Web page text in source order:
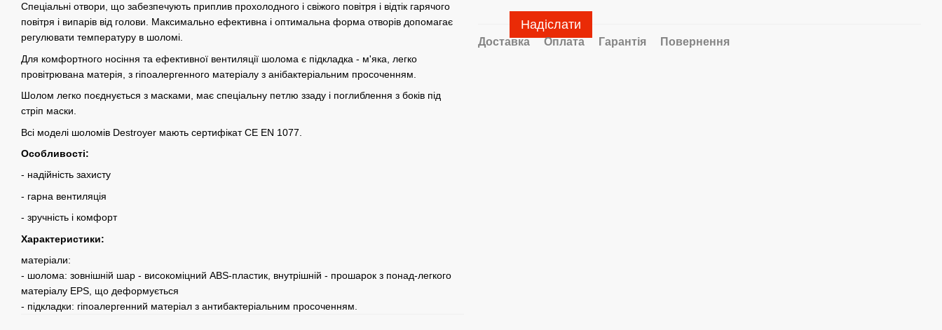
Спеціальні отвори, що забезпечують приплив прохолодного і свіжого повітря і відтік гарячого
повітря і випарів від голови. Максимально ефективна і оптимальна форма отворів допомагає
регулювати температуру в шоломі.
Для комфортного носіння та ефективної вентиляції шолома є підкладка - м'яка, легко
провітрювана матерія, з гіпоалергенного матеріалу з анібактеріальним просоченням.
Шолом легко поєднується з масками, має спеціальну петлю ззаду і поглиблення з боків під
стріп маски.
Всі моделі шоломів Destroyer мають сертифікат CE EN 1077.
Особливості:
- надійність захисту
- гарна вентиляція
- зручність і комфорт
Характеристики:
матеріали:
- шолома: зовнішній шар - високоміцний ABS-пластик, внутрішній - прошарок з понад-легкого
матеріалу EPS, що деформується
- підкладки: гіпоалергенний матеріал з антибактеріальним просоченням.
Надіслати
Доставка Оплата Гарантія Повернення